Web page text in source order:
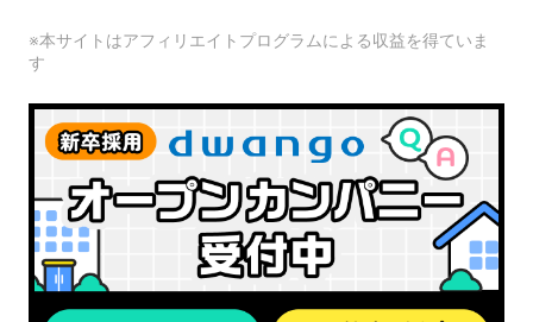
※本サイトはアフィリエイトプログラムによる収益を得ていま
す